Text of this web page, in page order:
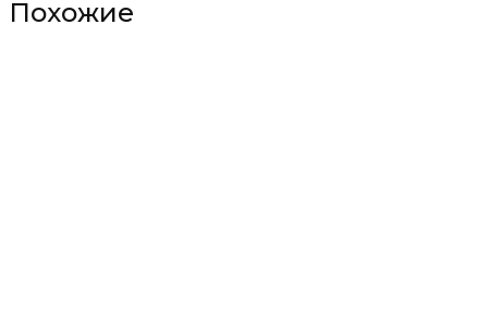
Похожие